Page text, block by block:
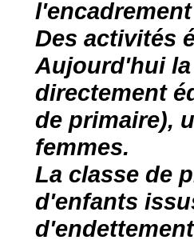
Des activités
Aujourd'hui
directement
de primaire),
femmes.
La classe de
d'enfants